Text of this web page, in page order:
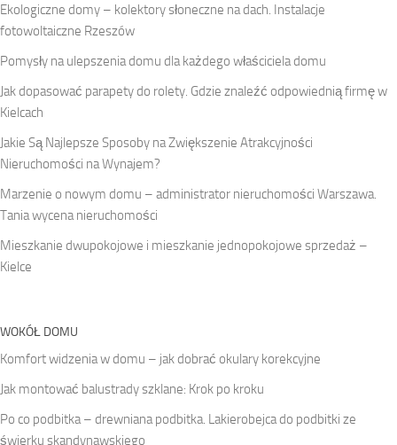
Ekologiczne domy – kolektory słoneczne na dach. Instalacje
fotowoltaiczne Rzeszów
Pomysły na ulepszenia domu dla każdego właściciela domu
Jak dopasować parapety do rolety. Gdzie znaleźć odpowiednią firmę w
Kielcach
Jakie Są Najlepsze Sposoby na Zwiększenie Atrakcyjności
Nieruchomości na Wynajem?
Marzenie o nowym domu – administrator nieruchomości Warszawa.
Tania wycena nieruchomości
Mieszkanie dwupokojowe i mieszkanie jednopokojowe sprzedaż –
Kielce
WOKÓŁ DOMU
Komfort widzenia w domu – jak dobrać okulary korekcyjne
Jak montować balustrady szklane: Krok po kroku
Po co podbitka – drewniana podbitka. Lakierobejca do podbitki ze
świerku skandynawskiego